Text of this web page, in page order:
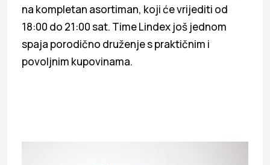
na kompletan asortiman, koji će vrijediti od
18:00 do 21:00 sat. Time Lindex još jednom
spaja porodično druženje s praktičnim i
povoljnim kupovinama.